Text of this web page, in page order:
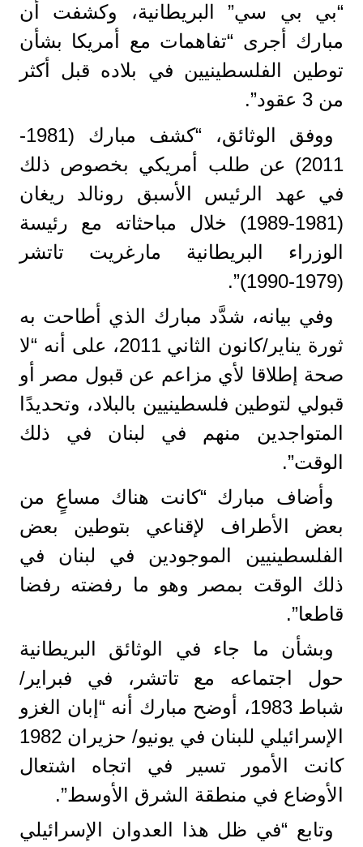
“بي بي سي” البريطانية، وكشفت أن
مبارك أجرى “تفاهمات مع أمريكا بشأن
توطين الفلسطينيين في بلاده قبل أكثر
من 3 عقود”.
ووفق الوثائق، “كشف مبارك (1981-
2011) عن طلب أمريكي بخصوص ذلك
في عهد الرئيس الأسبق رونالد ريغان
(1981-1989) خلال مباحثاته مع رئيسة
الوزراء البريطانية مارغريت تاتشر
(1979-1990)”.
وفي بيانه، شدَّد مبارك الذي أطاحت به
ثورة يناير/كانون الثاني 2011، على أنه “لا
صحة إطلاقا لأي مزاعم عن قبول مصر أو
قبولي لتوطين فلسطينيين بالبلاد، وتحديدًا
المتواجدين منهم في لبنان في ذلك
الوقت”.
وأضاف مبارك “كانت هناك مساعٍ من
بعض الأطراف لإقناعي بتوطين بعض
الفلسطينيين الموجودين في لبنان في
ذلك الوقت بمصر وهو ما رفضته رفضا
قاطعا”.
وبشأن ما جاء في الوثائق البريطانية
حول اجتماعه مع تاتشر، في فبراير/
شباط 1983، أوضح مبارك أنه “إبان الغزو
الإسرائيلي للبنان في يونيو/ حزيران 1982
كانت الأمور تسير في اتجاه اشتعال
الأوضاع في منطقة الشرق الأوسط”.
وتابع “في ظل هذا العدوان الإسرائيلي